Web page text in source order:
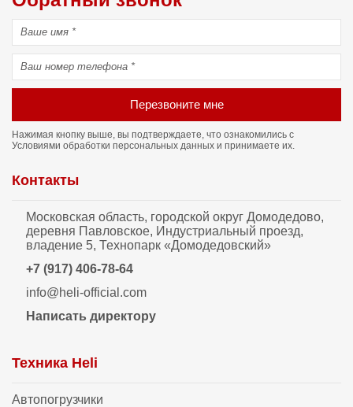
Перезвоните мне
Нажимая кнопку выше, вы подтверждаете, что ознакомились с
Условиями обработки персональных данных и принимаете их.
Контакты
Московская область, городской округ Домодедово,
деревня Павловское, Индустриальный проезд,
владение 5, Технопарк «Домодедовский»
+7 (917) 406-78-64
info@heli-official.com
Написать директору
Техника Heli
Автопогрузчики